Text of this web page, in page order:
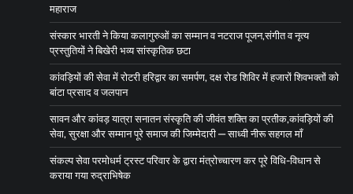
महाराज
संस्कार भारती ने किया कलागुरुओं का सम्मान व नटराज पूजन,संगीत व नृत्य
प्रस्तुतियों‌ ने बिखेरी भव्य सांस्कृतिक छटा
कांवड़ियों की सेवा में रोटरी हरिद्वार का समर्पण, दक्ष रोड शिविर में हजारों शिवभक्तों को
बांटा प्रसाद व जलपान
सावन और कांवड़ यात्रा सनातन संस्कृति की जीवंत शक्ति का प्रतीक,कांवड़ियों की
सेवा, सुरक्षा और सम्मान पूरे समाज की जिम्मेदारी — साध्वी नीरू सहगल माँ
संकल्प सेवा परमोधर्म ट्रस्ट परिवार के द्वारा मंत्रोच्चारण कर पूरे विधि-विधान से
कराया गया रुद्राभिषेक